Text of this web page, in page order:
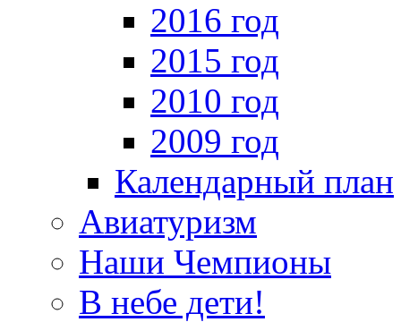
2016 год
2015 год
2010 год
2009 год
Календарный план
Авиатуризм
Наши Чемпионы
В небе дети!